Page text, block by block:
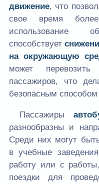
движение, что
свое время
использование
способствует
на окружающую
может перевозить
пассажиров, что
безопасным способом
Пассажиры
разнообразны и
Среди них могут
в учебные
работу или с
поездки для